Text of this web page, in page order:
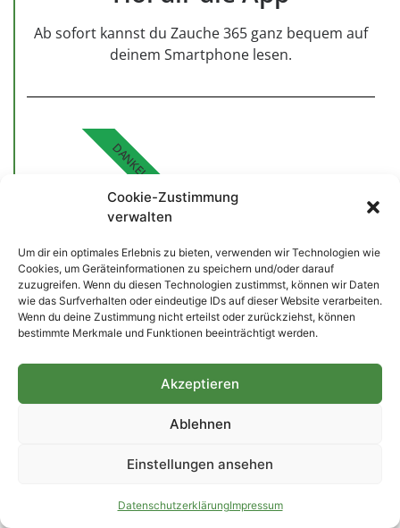
Cookie-Zustimmung
verwalten
Um dir ein optimales Erlebnis zu bieten, verwenden wir Technologien wie
Cookies, um Geräteinformationen zu speichern und/oder darauf
zuzugreifen. Wenn du diesen Technologien zustimmst, können wir Daten
wie das Surfverhalten oder eindeutige IDs auf dieser Website verarbeiten.
Wenn du deine Zustimmung nicht erteilst oder zurückziehst, können
bestimmte Merkmale und Funktionen beeinträchtigt werden.
Akzeptieren
Ablehnen
Einstellungen ansehen
DatenschutzerklärungImpressum
Ab sofort kannst du Zauche 365 ganz bequem auf
deinem Smartphone lesen.
zauche365 wird gratis zur Verfügung gestellt. Warum
machen wir das? Und vor allem: für wen?
DANKE!